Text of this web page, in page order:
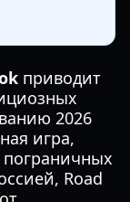
приводит
2026
игра,
пограничных
Road